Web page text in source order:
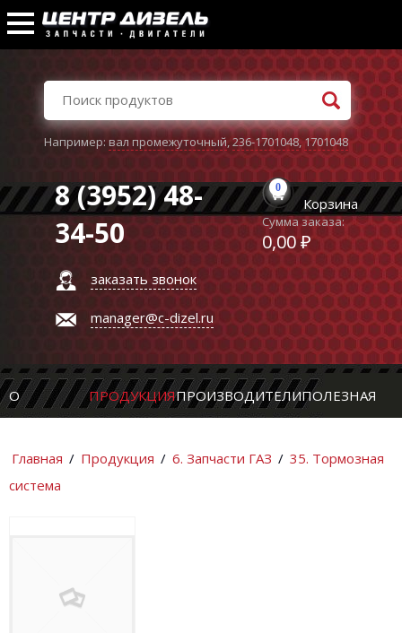
Например:вал промежуточный,236-1701048,1701048
8 (3952) 48-
34-50
заказать звонок
manager@c-dizel.ru
0
Корзина
Сумма заказа:
0,00 ₽
О ПРОДУКЦИЯПРОИЗВОДИТЕЛИПОЛЕЗНАЯ
Главная / Продукция / 6. Запчасти ГАЗ / 35. Тормозная
система